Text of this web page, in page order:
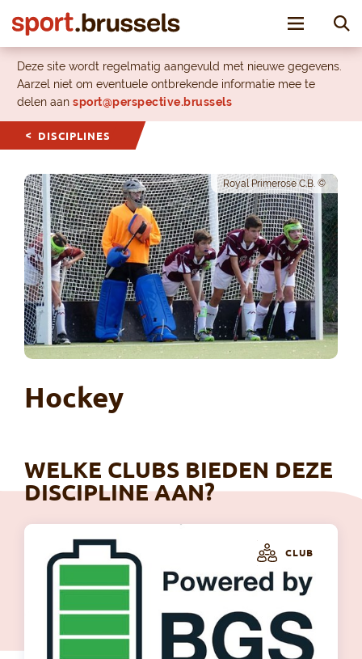
Toggle
Deze site wordt regelmatig aangevuld met nieuwe gegevens.
Aarzel niet om eventuele ontbrekende informatie mee te
delen aan sport@perspective.brussels
DISCIPLINES
Royal Primerose C.B. ©
Hockey
WELKE CLUBS BIEDEN DEZE
DISCIPLINE AAN?
CLUB